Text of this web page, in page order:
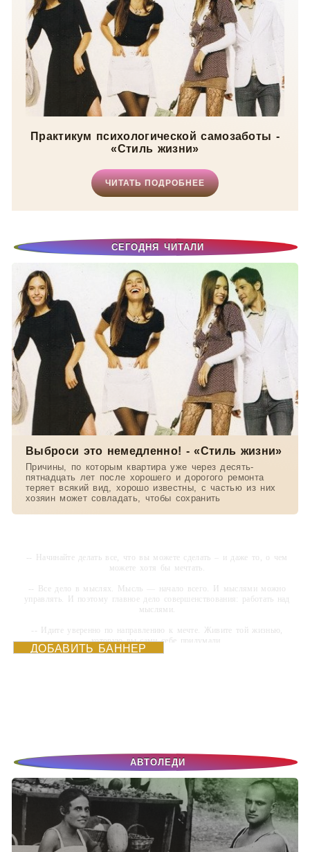
Практикум психологической самозаботы -
«Стиль жизни»
ЧИТАТЬ ПОДРОБНЕЕ
СЕГОДНЯ ЧИТАЛИ
Выброси это немедленно! - «Стиль жизни»
Причины, по которым квартира уже через десять-
пятнадцать лет после хорошего и дорогого ремонта
теряет всякий вид, хорошо известны, с частью из них
хозяин может совладать, чтобы сохранить
-- Начинайте делать все, что вы можете сделать – и даже то, о чем
можете хотя бы мечтать.
-- Все дело в мыслях. Мысль — начало всего. И мыслями можно
управлять. И поэтому главное дело совершенствования: работать над
мыслями.
-- Идите уверенно по направлению к мечте. Живите той жизнью,
которую вы сами себе придумали.
ДОБАВИТЬ БАННЕР
АВТОЛЕДИ